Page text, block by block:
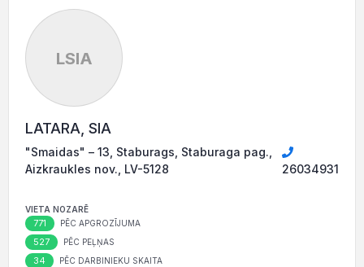
LSIA
LATARA, SIA
"Smaidas" – 13, Staburags, Staburaga pag.,
Aizkraukles nov., LV-5128
26034931
VIETA NOZARĒ
771 PĒC APGROZĪJUMA
527 PĒC PEĻŅAS
34 PĒC DARBINIEKU SKAITA